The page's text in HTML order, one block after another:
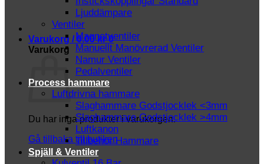
Varukorg /0.00kr 0
Varukorg
Du har inga produkter i varukorgen.
Gå tillbaka till butiken
Ljuddämpare
Ventiler
Magnetventiler
Manuellt Manövrerad Ventiler
Namur Ventiler
Pedalventiler
Process hammare
Luftdrivna hammare
Slaghammare Godstjocklek <3mm
Slaghammare Godstjocklek >4mm
Luftkanon
Tillbehör Hammare
Spjäll & Ventiler